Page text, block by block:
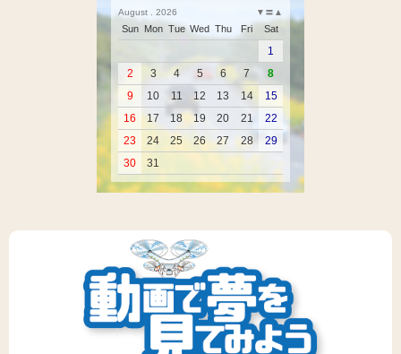
▲
〓
▼
August . 2026
Sun Mon Tue Wed Thu Fri Sat
1
2
3 4 5 6 7
8
9
10 11 12 13 14
15
16
17 18 19 20 21
22
23
24 25 26 27 28
29
30
31